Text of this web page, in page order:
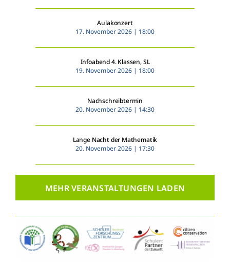
Aulakonzert
17. November 2026 | 18:00
Infoabend 4. Klassen, SL
19. November 2026 | 18:00
Nachschreibtermin
20. November 2026 | 14:30
Lange Nacht der Mathematik
20. November 2026 | 17:30
MEHR VERANSTALTUNGEN LADEN